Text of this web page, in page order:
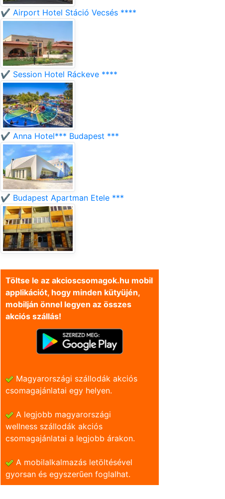
✔️ Airport Hotel Stáció Vecsés ****
✔️ Session Hotel Ráckeve ****
✔️ Anna Hotel*** Budapest ***
✔️ Budapest Apartman Etele ***
Töltse le az akcioscsomagok.hu mobil
applikációt, hogy minden kütyüjén,
mobilján önnel legyen az összes
akciós szállás!
Magyarországi szállodák akciós
csomagajánlatai egy helyen.
A legjobb magyarországi
wellness szállodák akciós
csomagajánlatai a legjobb árakon.
A mobilalkalmazás letöltésével
gyorsan és egyszerũen foglalhat.